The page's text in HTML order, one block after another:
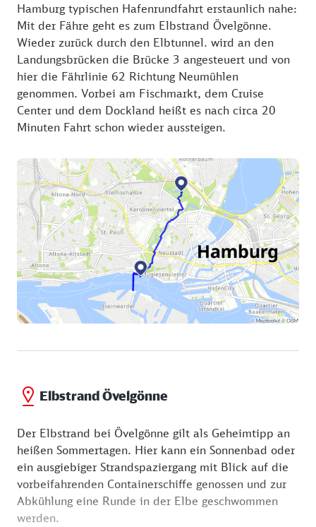
Hamburg typischen Hafenrundfahrt erstaunlich nahe:
Mit der Fähre geht es zum Elbstrand Övelgönne.
Wieder zurück durch den Elbtunnel. wird an den
Landungsbrücken die Brücke 3 angesteuert und von
hier die Fährlinie 62 Richtung Neumühlen
genommen. Vorbei am Fischmarkt, dem Cruise
Center und dem Dockland heißt es nach circa 20
Minuten Fahrt schon wieder aussteigen.
Elbstrand Övelgönne
Der Elbstrand bei Övelgönne gilt als Geheimtipp an
heißen Sommertagen. Hier kann ein Sonnenbad oder
ein ausgiebiger Strandspaziergang mit Blick auf die
vorbeifahrenden Containerschiffe genossen und zur
Abkühlung eine Runde in der Elbe geschwommen
werden.